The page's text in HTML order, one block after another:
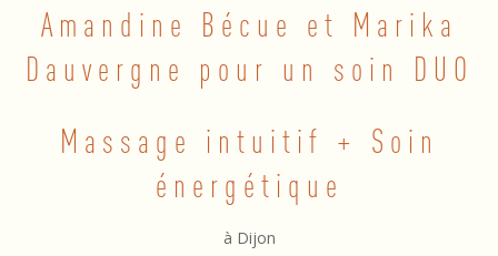
2
0
Amandine Bécue et Marika
Dauvergne pour un soin DUO
Massage intuitif + Soin
énergétique
à Dijon